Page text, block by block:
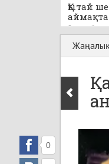
Қытай
қолға
2 сағат
0